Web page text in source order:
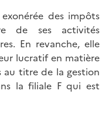
des impôts
de ses activités
En revanche, elle
lucratif en matière
au titre de la gestion
la filiale F qui est